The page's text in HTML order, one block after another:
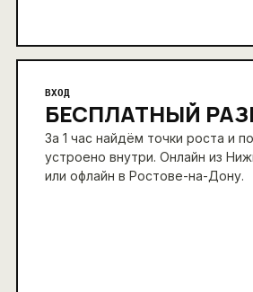
ВХОД
БЕСПЛАТНЫЙ
За 1 час найдём точки роста и
устроено внутри. Онлайн из
или офлайн в Ростове-на-Дону.